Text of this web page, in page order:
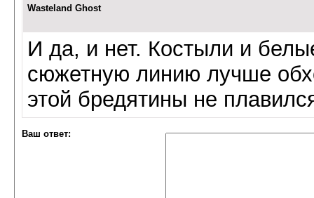
Wasteland Ghost
И да, и нет. Костыли и
сюжетную линию лучше
этой бредятины не
Ваш ответ: